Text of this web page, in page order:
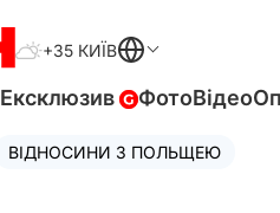
+35 КИЇВ
Ексклюзив ФотоВідео
ВІДНОСИНИ З ПОЛЬЩЕЮ